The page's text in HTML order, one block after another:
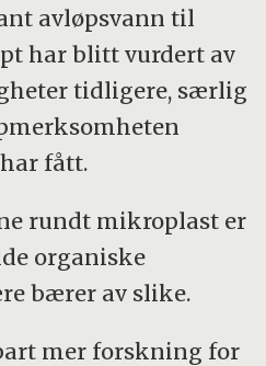
avløpsvann til
har blitt vurdert av
tidligere, særlig
fått.
rundt mikroplast er
organiske
bærer av slike.
mer forskning for